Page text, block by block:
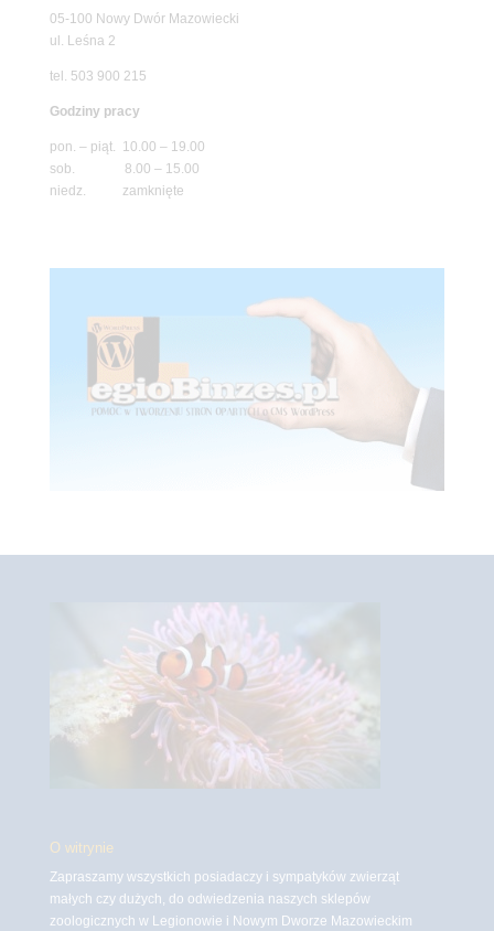
05-100 Nowy Dwór Mazowiecki
ul. Leśna 2
tel. 503 900 215
Godziny pracy
pon. – piąt. 10.00 – 19.00
sob. 8.00 – 15.00
niedz. zamknięte
O witrynie
Zapraszamy wszystkich posiadaczy i sympatyków zwierząt
małych czy dużych, do odwiedzenia naszych sklepów
zoologicznych w Legionowie i Nowym Dworze Mazowieckim